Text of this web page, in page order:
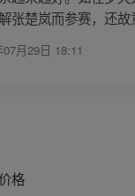
张楚岚而参赛，还
月29日 18:11
格